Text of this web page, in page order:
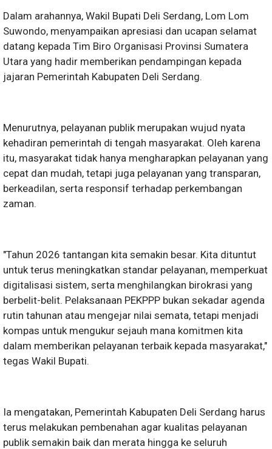
Dalam arahannya, Wakil Bupati Deli Serdang, Lom Lom
Suwondo, menyampaikan apresiasi dan ucapan selamat
datang kepada Tim Biro Organisasi Provinsi Sumatera
Utara yang hadir memberikan pendampingan kepada
jajaran Pemerintah Kabupaten Deli Serdang.
Menurutnya, pelayanan publik merupakan wujud nyata
kehadiran pemerintah di tengah masyarakat. Oleh karena
itu, masyarakat tidak hanya mengharapkan pelayanan yang
cepat dan mudah, tetapi juga pelayanan yang transparan,
berkeadilan, serta responsif terhadap perkembangan
zaman.
"Tahun 2026 tantangan kita semakin besar. Kita dituntut
untuk terus meningkatkan standar pelayanan, memperkuat
digitalisasi sistem, serta menghilangkan birokrasi yang
berbelit-belit. Pelaksanaan PEKPPP bukan sekadar agenda
rutin tahunan atau mengejar nilai semata, tetapi menjadi
kompas untuk mengukur sejauh mana komitmen kita
dalam memberikan pelayanan terbaik kepada masyarakat,"
tegas Wakil Bupati.
Ia mengatakan, Pemerintah Kabupaten Deli Serdang harus
terus melakukan pembenahan agar kualitas pelayanan
publik semakin baik dan merata hingga ke seluruh